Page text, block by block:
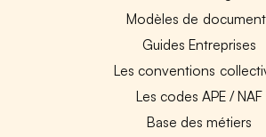
Modèles de
Guides Entreprises
Les conventions
Les codes APE / NAF
Base des métiers